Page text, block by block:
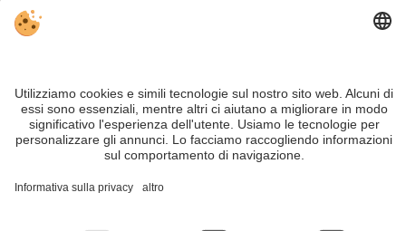
INFO:Principianti, come anche famosi sciatori, amano l'area sciistica Passo
Monte Croce a Sesto in Alta Pusteria, nel comprensorio sciistico Tre Cime
Nonostante il lavoro accurato e il costante aggiornamento dei contenuti, si